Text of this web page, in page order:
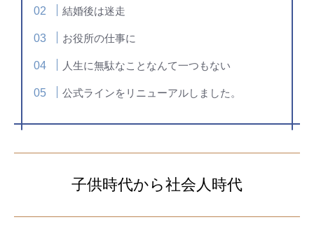
結婚後は迷走
お役所の仕事に
人生に無駄なことなんて一つもない
公式ラインをリニューアルしました。
子供時代から社会人時代